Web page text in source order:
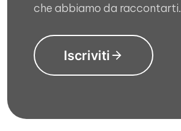
che abbiamo da raccontarti.
Iscriviti